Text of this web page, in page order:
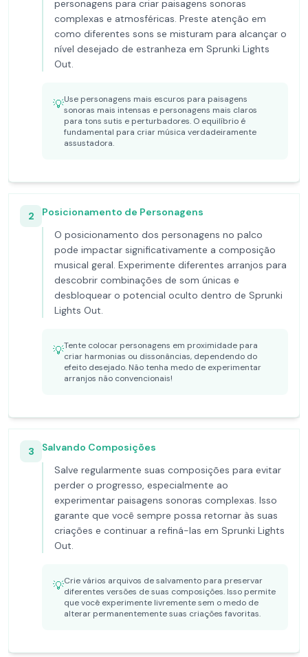
personagens para criar paisagens sonoras
complexas e atmosféricas. Preste atenção em
como diferentes sons se misturam para alcançar o
nível desejado de estranheza em Sprunki Lights
Out.
💡Use personagens mais escuros para paisagens
sonoras mais intensas e personagens mais claros
para tons sutis e perturbadores. O equilíbrio é
fundamental para criar música verdadeiramente
assustadora.
2
Posicionamento de Personagens
O posicionamento dos personagens no palco
pode impactar significativamente a composição
musical geral. Experimente diferentes arranjos para
descobrir combinações de som únicas e
desbloquear o potencial oculto dentro de Sprunki
Lights Out.
💡Tente colocar personagens em proximidade para
criar harmonias ou dissonâncias, dependendo do
efeito desejado. Não tenha medo de experimentar
arranjos não convencionais!
3
Salvando Composições
Salve regularmente suas composições para evitar
perder o progresso, especialmente ao
experimentar paisagens sonoras complexas. Isso
garante que você sempre possa retornar às suas
criações e continuar a refiná-las em Sprunki Lights
Out.
💡Crie vários arquivos de salvamento para preservar
diferentes versões de suas composições. Isso permite
que você experimente livremente sem o medo de
alterar permanentemente suas criações favoritas.